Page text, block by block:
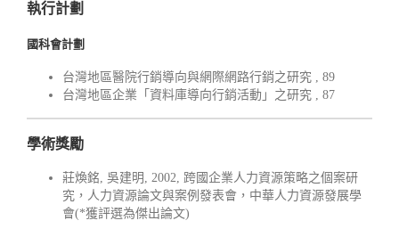
執行計劃
國科會計劃
台灣地區醫院行銷導向與網際網路行銷之研究 , 89
台灣地區企業「資料庫導向行銷活動」之研究 , 87
學術獎勵
莊煥銘, 吳建明, 2002, 跨國企業人力資源策略之個案研
究，人力資源論文與案例發表會，中華人力資源發展學
會(*獲評選為傑出論文)